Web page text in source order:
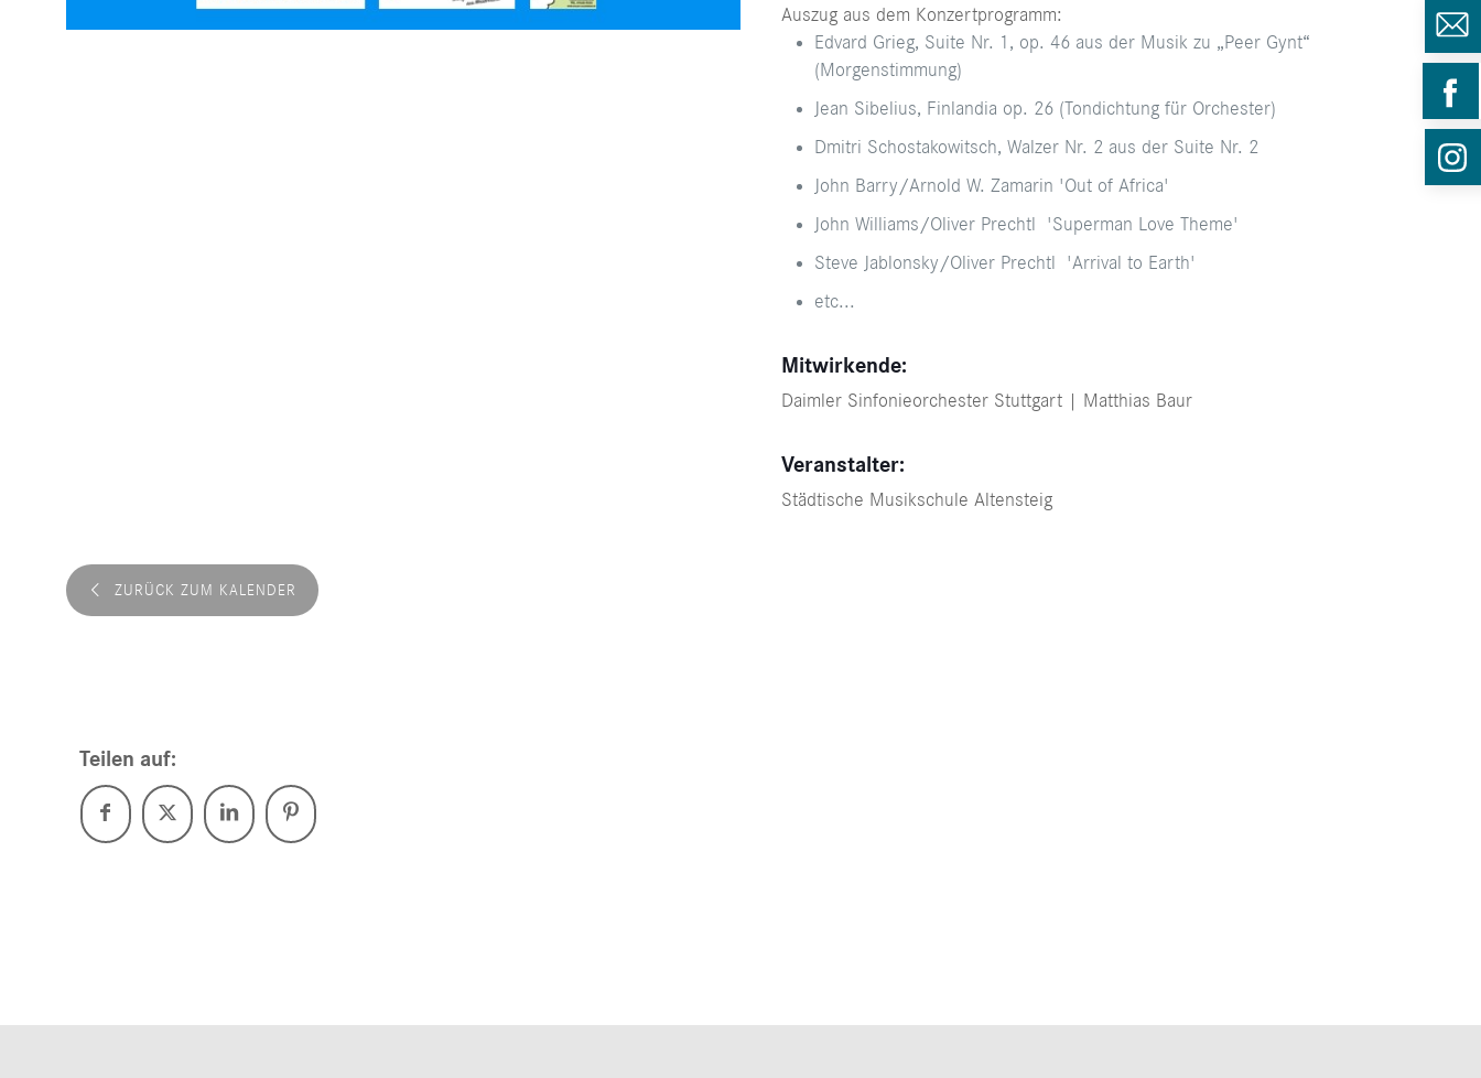
Auszug aus dem Konzertprogramm:
Edvard Grieg, Suite Nr. 1, op. 46 aus der Musik zu „Peer Gynt“
(Morgenstimmung)
Jean Sibelius, Finlandia op. 26 (Tondichtung für Orchester)
Dmitri Schostakowitsch, Walzer Nr. 2 aus der Suite Nr. 2
John Barry/Arnold W. Zamarin 'Out of Africa'
John Williams/Oliver Prechtl 'Superman Love Theme'
Steve Jablonsky/Oliver Prechtl 'Arrival to Earth'
etc...
Mitwirkende:
Daimler Sinfonieorchester Stuttgart | Matthias Baur
Veranstalter:
Städtische Musikschule Altensteig
ZURÜCK ZUM KALENDER
Teilen auf: